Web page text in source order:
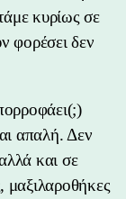
κυρίως σε
φορέσει δεν
απαλή. Δεν
και σε
μαξιλαροθήκες